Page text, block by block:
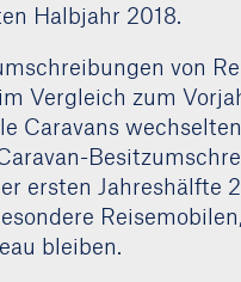
Halbjahr 2018.
von
Vergleich zum
Caravans
ersten Jahreshälfte
bleiben.